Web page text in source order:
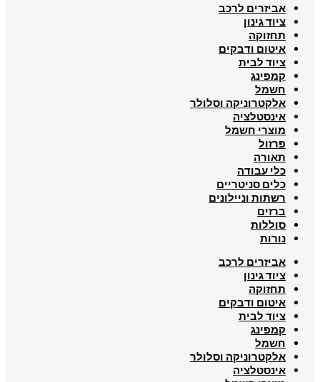
אביזרים לרכב
ציוד גינון
תחזוקה
איטום ודבקים
ציוד לבית
קמפינג
חשמל
אלקטרוניקה וסלולר
אינסטלציה
מוצרי חשמל
פרזול
תאורה
כלי עבודה
כלים סניטריים
רשתות וניילונים
ברזים
סוללות
נורות
אביזרים לרכב
ציוד גינון
תחזוקה
איטום ודבקים
ציוד לבית
קמפינג
חשמל
אלקטרוניקה וסלולר
אינסטלציה